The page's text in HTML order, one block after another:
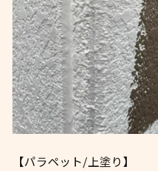
【パラペット/上塗り】